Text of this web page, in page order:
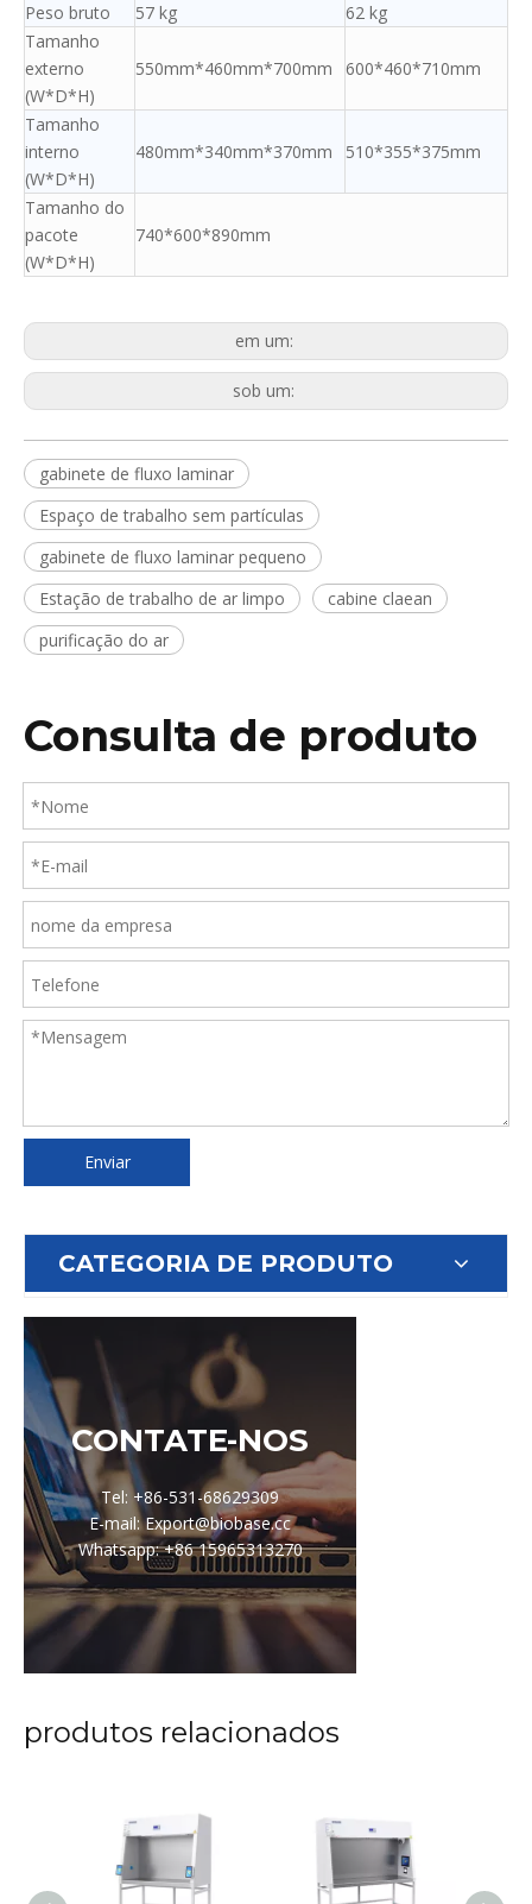
Peso bruto
57 kg
62 kg
Tamanho
externo
(W*D*H)
550mm*460mm*700mm 600*460*710mm
Tamanho
interno
(W*D*H)
480mm*340mm*370mm 510*355*375mm
Tamanho do
pacote
(W*D*H)
740*600*890mm
em um:
sob um:
gabinete de fluxo laminar
Espaço de trabalho sem partículas
gabinete de fluxo laminar pequeno
Estação de trabalho de ar limpo
cabine claean
purificação do ar
Consulta de produto
Enviar
CATEGORIA DE PRODUTO
CONTATE-NOS
Tel: +86-531-68629309
E-mail: Export@biobase.cc
Whatsapp: +86 15965313270
produtos relacionados